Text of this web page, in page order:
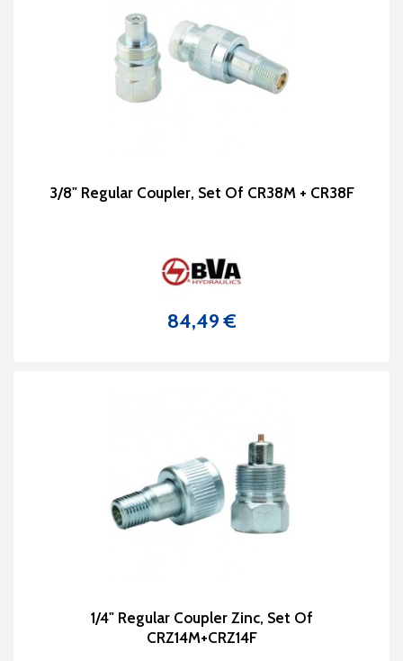
3/8" Regular Coupler, Set Of CR38M + CR38F
Prix
84,49 €
1/4" Regular Coupler Zinc, Set Of
CRZ14M+CRZ14F